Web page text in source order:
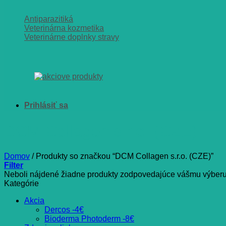
Antiparazitiká
Veterinárna kozmetika
Veterinárne doplnky stravy
Domov /Produkty so značkou “DCM Collagen s.r.o. (CZE)”
Filter
Neboli nájdené žiadne produkty zodpovedajúce vášmu
Kategórie
Akcia
Dercos -4€
Bioderma Photoderm -8€